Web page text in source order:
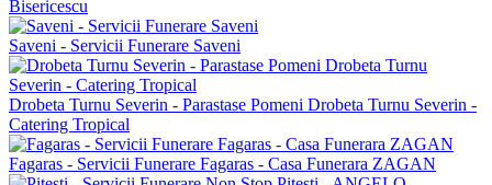
Bisericescu
Saveni - Servicii Funerare Saveni
Drobeta Turnu Severin - Parastase Pomeni Drobeta Turnu Severin -
Catering Tropical
Fagaras - Servicii Funerare Fagaras - Casa Funerara ZAGAN